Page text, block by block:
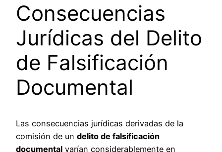
Consecuencias
Jurídicas del Delito
de Falsificación
Documental
Las consecuencias jurídicas derivadas de la
comisión de un delito de falsificación
documental varían considerablemente en